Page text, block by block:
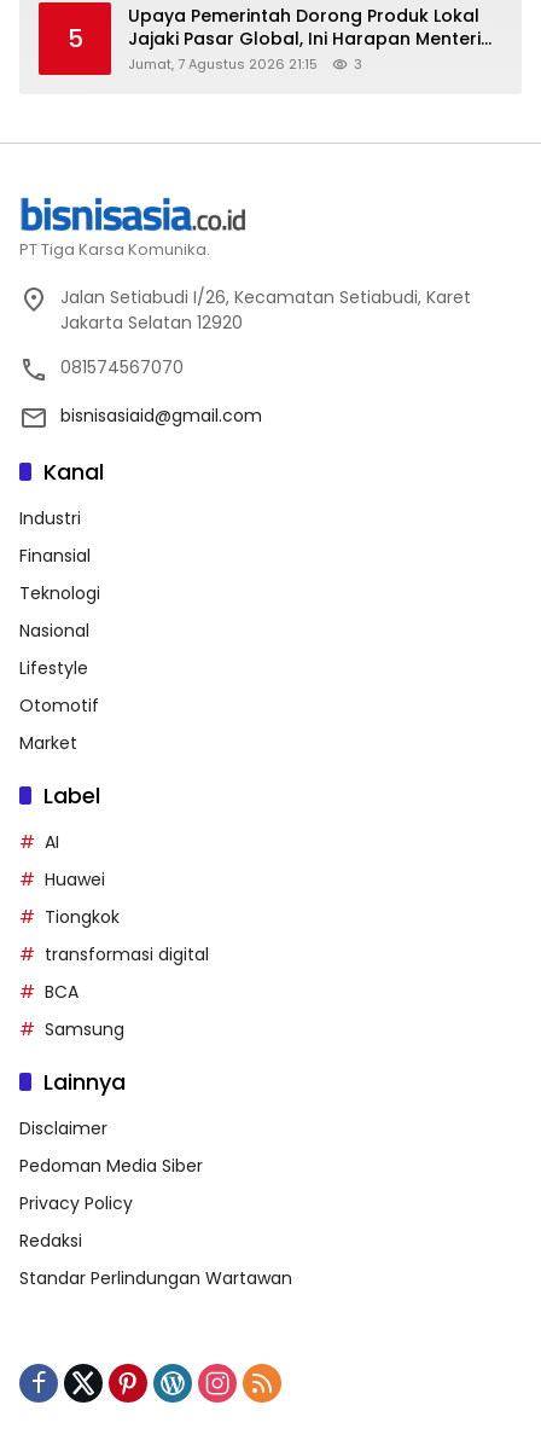
5
Upaya Pemerintah Dorong Produk Lokal
Jajaki Pasar Global, Ini Harapan Menteri
Perindustrian RI Lewat ILT dan IGT Expo
Jumat, 7 Agustus 2026 21:15 3
PT Tiga Karsa Komunika.
Jalan Setiabudi I/26, Kecamatan Setiabudi, Karet
Jakarta Selatan 12920
081574567070
bisnisasiaid@gmail.com
Kanal
Industri
Finansial
Teknologi
Nasional
Lifestyle
Otomotif
Market
Label
AI
Huawei
Tiongkok
transformasi digital
BCA
Samsung
Lainnya
Disclaimer
Pedoman Media Siber
Privacy Policy
Redaksi
Standar Perlindungan Wartawan